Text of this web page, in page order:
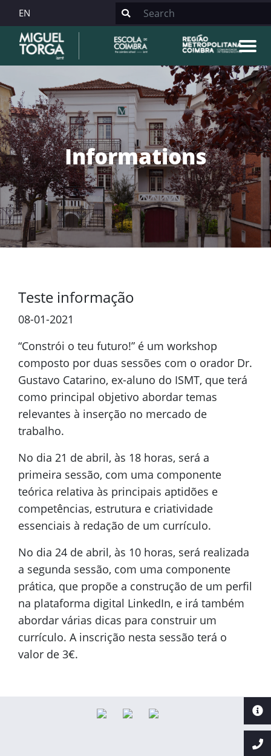
EN
Informations
Teste informação
08-01-2021
“Constrói o teu futuro!” é um workshop
composto por duas sessões com o orador Dr.
Gustavo Catarino, ex-aluno do ISMT, que terá
como principal objetivo abordar temas
relevantes à inserção no mercado de
trabalho.
No dia 21 de abril, às 18 horas, será a
primeira sessão, com uma componente
teórica relativa às principais aptidões e
competências, estrutura e criatividade
essenciais à redação de um currículo.
No dia 24 de abril, às 10 horas, será realizada
a segunda sessão, com uma componente
prática, que propõe a construção de um perfil
na plataforma digital LinkedIn, e irá também
abordar várias dicas para construir um
currículo. A inscrição nesta sessão terá o
valor de 3€.